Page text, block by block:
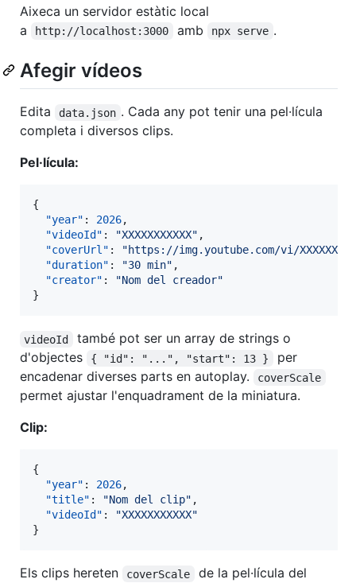
Aixeca un servidor estàtic local
a
http://localhost:3000 amb npx serve .
Afegir vídeos
Edita data.json . Cada any pot tenir una pel·lícula
completa i diversos clips.
Pel·lícula:
{
"year" : 2026,
"videoId" : "XXXXXXXXXXX" ,
"coverUrl" : "https://img.youtube.com/vi/
"duration" : "30 min" ,
"creator" : "Nom del creador"
}
videoId
també pot ser un array de strings o
d'objectes
{ "id": "...", "start": 13 }
per
encadenar diverses parts en autoplay.
coverScale
permet ajustar l'enquadrament de la miniatura.
Clip:
{
"year" : 2026,
"title" : "Nom del clip" ,
"videoId" : "XXXXXXXXXXX"
}
Els clips hereten coverScale
de la pel·lícula del